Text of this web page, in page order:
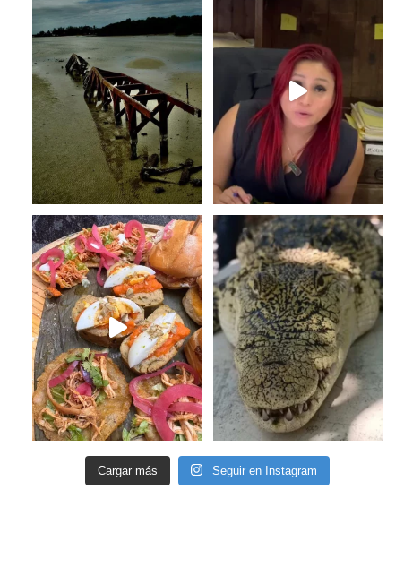
Cargar más Seguir en Instagram